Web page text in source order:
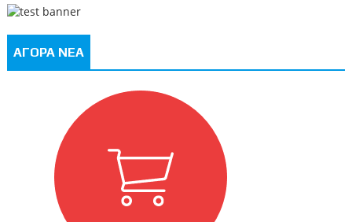
ΑΓΟΡΑ ΝΕΑ